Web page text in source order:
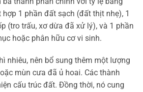
hợp 1 phần đất sạch (đất thịt nhẹ), 1
(tro trấu, xơ dừa đã xử lý), và 1 phần
hoặc phân hữu cơ vi sinh.
nhiêu, nên bổ sung thêm một lượng
mùn cưa đã ủ hoai. Các thành
cấu trúc đất. Đồng thời, nó cung